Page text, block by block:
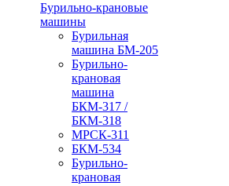
Бурильно-крановые
машины
Бурильная
машина БМ-205
Бурильно-
крановая
машина
БКМ-317 /
БКМ-318
МРСК-311
БКМ-534
Бурильно-
крановая